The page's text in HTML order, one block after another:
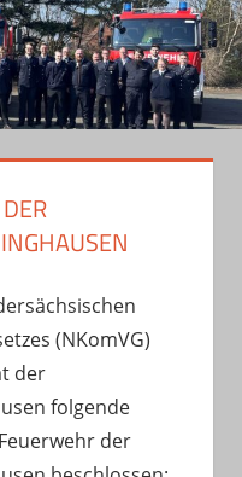
(NKomVG)
der
folgende
der